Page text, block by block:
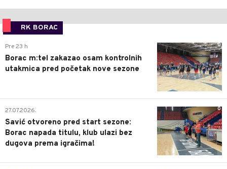
RK BORAC
0
Pre 23 h
Borac m:tel zakazao osam kontrolnih
utakmica pred početak nove sezone
0
27.07.2026.
Savić otvoreno pred start sezone:
Borac napada titulu, klub ulazi bez
dugova prema igračima!